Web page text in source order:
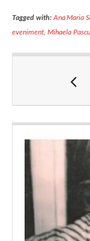
Tagged with:Ana Maria
eveniment, Mihaela